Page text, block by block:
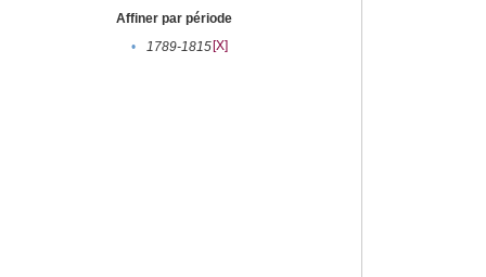
Affiner par période
•
1789-1815[X]